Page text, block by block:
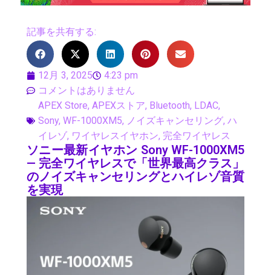
記事を共有する:
12月 3, 2025
4:23 pm
コメントはありません
APEX Store, APEXストア, Bluetooth, LDAC,
Sony, WF-1000XM5, ノイズキャンセリング, ハ
イレゾ, ワイヤレスイヤホン, 完全ワイヤレス
ソニー最新イヤホン Sony WF-1000XM5
— 完全ワイヤレスで「世界最高クラス」
のノイズキャンセリングとハイレゾ音質
を実現